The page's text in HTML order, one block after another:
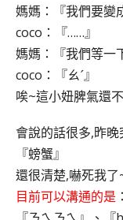
媽媽：『我們要變
coco：『……』
媽媽：『我們等一
coco：『ㄠˊ』
唉~這小妞脾氣還
會說的話很多,昨
『螃蟹』
還很清楚,嚇死我了
目前可以溝通的是 ：